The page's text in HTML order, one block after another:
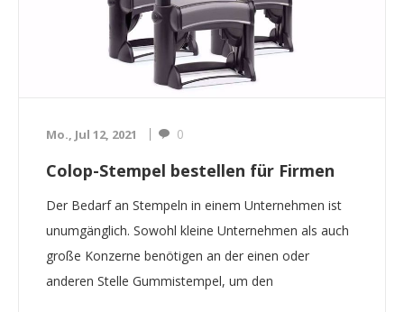
Mo., Jul 12, 2021 0
Colop-Stempel bestellen für Firmen
Der Bedarf an Stempeln in einem Unternehmen ist
unumgänglich. Sowohl kleine Unternehmen als auch
große Konzerne benötigen an der einen oder
anderen Stelle Gummistempel, um den